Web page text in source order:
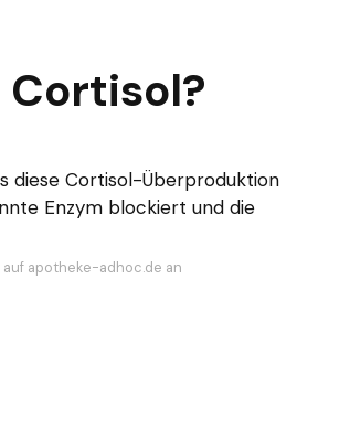
diese Cortisol-Überproduktion
Enzym blockiert und die
apotheke-adhoc.de an